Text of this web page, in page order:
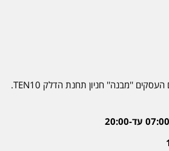
האילן 4 אור עקיבא - מתחם העסקים ''מבנה'' חניון תחנת הדלק TEN10.